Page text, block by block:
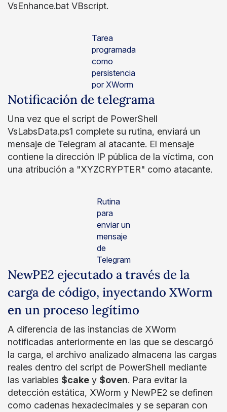
VsEnhance.bat VBscript.
Tarea
programada
como
persistencia
por XWorm
Notificación de telegrama
Una vez que el script de PowerShell
VsLabsData.ps1 complete su rutina, enviará un
mensaje de Telegram al atacante. El mensaje
contiene la dirección IP pública de la víctima, con
una atribución a "XYZCRYPTER" como atacante.
Rutina
para
enviar un
mensaje
de
Telegram
NewPE2 ejecutado a través de la
carga de código, inyectando XWorm
en un proceso legítimo
A diferencia de las instancias de XWorm
notificadas anteriormente en las que se descargó
la carga, el archivo analizado almacena las cargas
reales dentro del script de PowerShell mediante
las variables $cake y $oven. Para evitar la
detección estática, XWorm y NewPE2 se definen
como cadenas hexadecimales y se separan con